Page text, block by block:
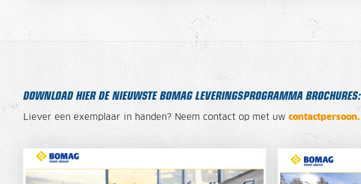
DOWNLOAD HIER DE NIEUWSTE BOMAG LEVERINGSPROGRAMMA BROCHURES:
Liever een exemplaar in handen? Neem contact op met uw contactpersoon.